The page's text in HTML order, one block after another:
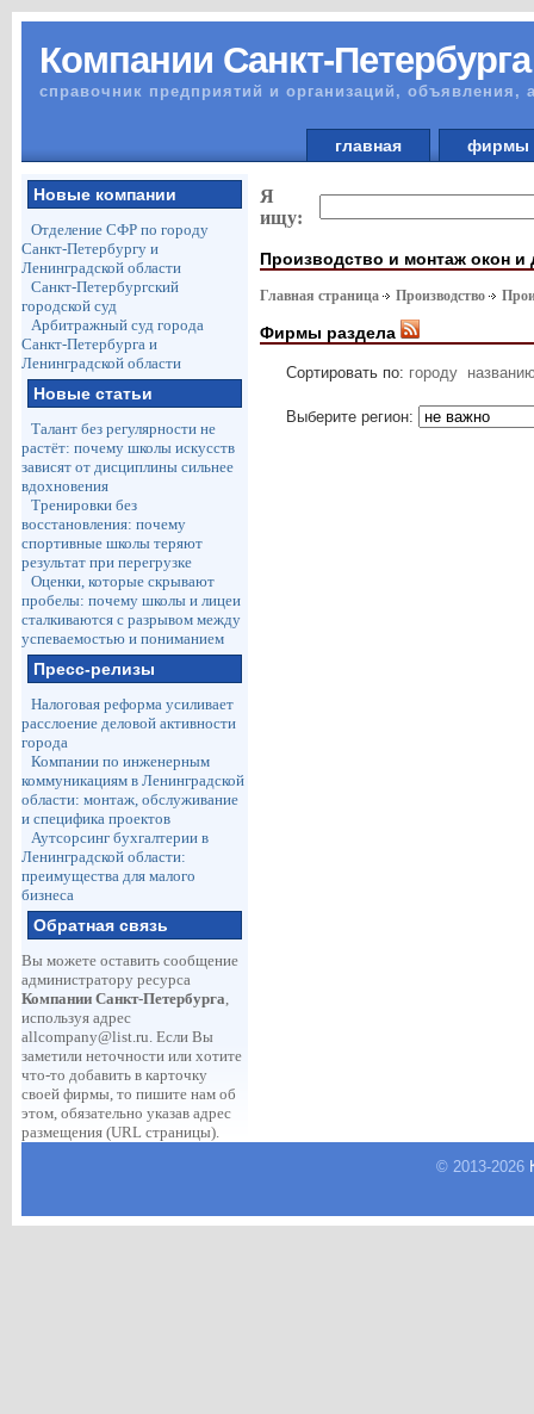
Компании Санкт-Петербурга
справочник предприятий и организаций, объявления,
главная
Новые компании
Отделение СФР по городу
Санкт-Петербургу и
Ленинградской области
Санкт-Петербургский
городской суд
Арбитражный суд города
Санкт-Петербурга и
Ленинградской области
Новые статьи
Талант без регулярности не
растёт: почему школы искусств
зависят от дисциплины сильнее
вдохновения
Тренировки без
восстановления: почему
спортивные школы теряют
результат при перегрузке
Оценки, которые скрывают
пробелы: почему школы и лицеи
сталкиваются с разрывом между
успеваемостью и пониманием
Пресс-релизы
Налоговая реформа усиливает
расслоение деловой активности
города
Компании по инженерным
коммуникациям в Ленинградской
области: монтаж, обслуживание
и специфика проектов
Аутсорсинг бухгалтерии в
Ленинградской области:
преимущества для малого
бизнеса
Обратная связь
Вы можете оставить сообщение
администратору ресурса
Компании Санкт-Петербурга,
используя адрес
allcompany@list.ru. Если Вы
заметили неточности или хотите
что-то добавить в карточку
своей фирмы, то пишите нам об
этом, обязательно указав адрес
размещения (URL страницы).
Я
ищу:
Производство и монтаж окон и
Главная страница Производство
Фирмы раздела
Сортировать по: городу
Выберите регион:
© 2013-2026